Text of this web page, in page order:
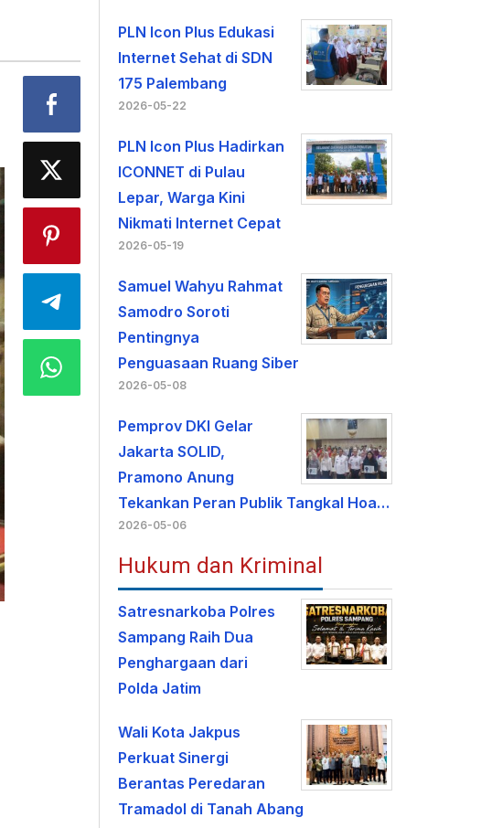
PLN Icon Plus Edukasi
Internet Sehat di SDN
175 Palembang
2026-05-22
PLN Icon Plus Hadirkan
ICONNET di Pulau
Lepar, Warga Kini
Nikmati Internet Cepat
2026-05-19
Samuel Wahyu Rahmat
Samodro Soroti
Pentingnya
Penguasaan Ruang Siber
2026-05-08
Pemprov DKI Gelar
Jakarta SOLID,
Pramono Anung
Tekankan Peran Publik Tangkal Hoa…
2026-05-06
Hukum dan Kriminal
Satresnarkoba Polres
Sampang Raih Dua
Penghargaan dari
Polda Jatim
Wali Kota Jakpus
Perkuat Sinergi
Berantas Peredaran
Tramadol di Tanah Abang